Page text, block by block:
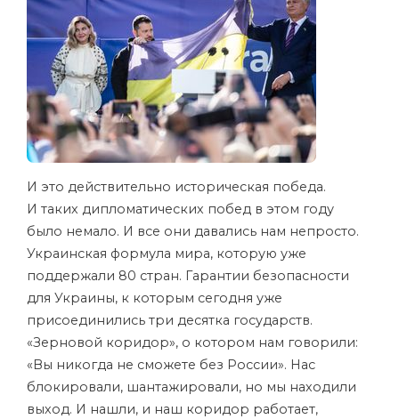
И это действительно историческая победа.
И таких дипломатических побед в этом году
было немало. И все они давались нам непросто.
Украинская формула мира, которую уже
поддержали 80 стран. Гарантии безопасности
для Украины, к которым сегодня уже
присоединились три десятка государств.
«Зерновой коридор», о котором нам говорили:
«Вы никогда не сможете без России». Нас
блокировали, шантажировали, но мы находили
выход. И нашли, и наш коридор работает,